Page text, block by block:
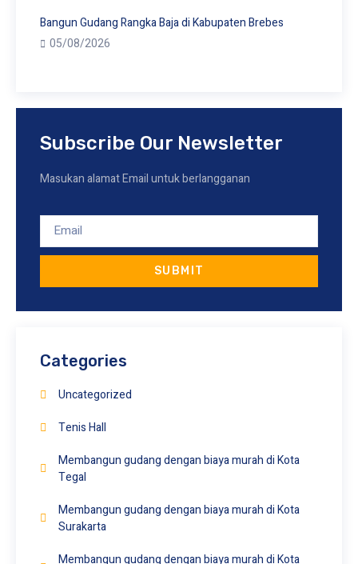
Bangun Gudang Rangka Baja di Kabupaten Brebes
05/08/2026
Subscribe Our Newsletter
Masukan alamat Email untuk berlangganan
SUBMIT
Categories
Uncategorized
Tenis Hall
Membangun gudang dengan biaya murah di Kota
Tegal
Membangun gudang dengan biaya murah di Kota
Surakarta
Membangun gudang dengan biaya murah di Kota